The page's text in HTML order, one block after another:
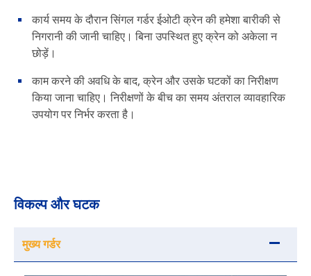
कार्य समय के दौरान सिंगल गर्डर ईओटी क्रेन की हमेशा बारीकी से
निगरानी की जानी चाहिए। बिना उपस्थित हुए क्रेन को अकेला न
छोड़ें।
काम करने की अवधि के बाद, क्रेन और उसके घटकों का निरीक्षण
किया जाना चाहिए। निरीक्षणों के बीच का समय अंतराल व्यावहारिक
उपयोग पर निर्भर करता है।
विकल्प और घटक
मुख्य गर्डर